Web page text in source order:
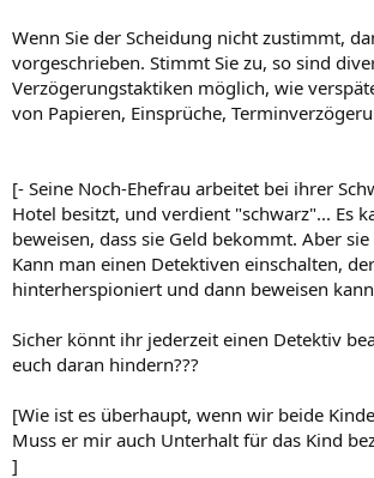
Wenn Sie der Scheidung nicht zustimmt,
vorgeschrieben. Stimmt Sie zu, so sind
Verzögerungstaktiken möglich, wie
von Papieren, Einsprüche,
[- Seine Noch-Ehefrau arbeitet bei ihrer
Hotel besitzt, und verdient "schwarz"... Es
beweisen, dass sie Geld bekommt. Aber
Kann man einen Detektiven einschalten,
hinterherspioniert und dann beweisen
Sicher könnt ihr jederzeit einen Detektiv
euch daran hindern???
[Wie ist es überhaupt, wenn wir beide
Muss er mir auch Unterhalt für das Kind
]